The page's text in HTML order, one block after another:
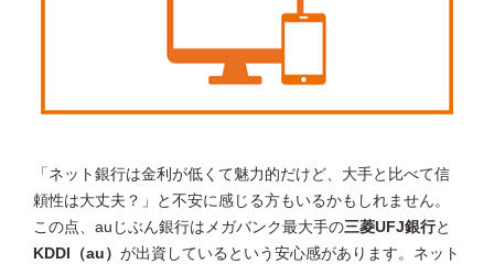
「ネット銀行は金利が低くて魅力的だけど、大手と比べて信
頼性は大丈夫？」と不安に感じる方もいるかもしれません。
この点、auじぶん銀行はメガバンク最大手の三菱UFJ銀行と
KDDI（au） が出資しているという安心感があります。ネット